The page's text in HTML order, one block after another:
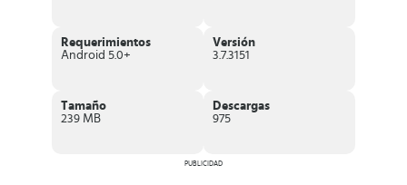
Pista de salto:Al ir mejorando en el juego, podrás desbloquear
Galpón:Sirviendo como la tienda del juego, aquí podrás comprar
obteniendo de forma progresiva al cumplir con metas y objetivos.
Requerimientos
Android 5.0+
Versión
3.7.3151
Tamaño
239 MB
Descargas
975
PUBLICIDAD